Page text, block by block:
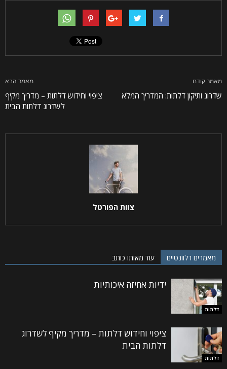
מאמר קודם
שדרוג ותיקון דלתות: המדריך המלא
מאמר הבא
ציפוי וחידוש דלתות – מדריך מקיף
לשדרוג דלתות הבית
צוות הפורטל
מאמרים רלוונטיים עוד מאותו כותב
דלתות
ידיות אחיזה איכותיות
דלתות
ציפוי וחידוש דלתות – מדריך מקיף לשדרוג
דלתות הבית